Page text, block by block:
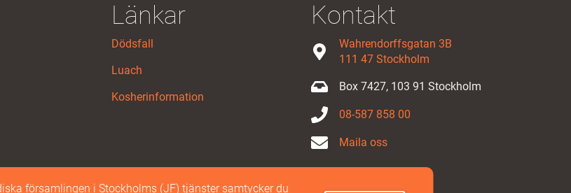
Länkar
Dödsfall
Luach
Kosherinformation
Kontakt
Wahrendorffsgatan 3B
111 47 Stockholm
Box 7427, 103 91 Stockholm
08-587 858 00
Maila oss
församlingen i Stockholms (JF) tjänster samtycker du